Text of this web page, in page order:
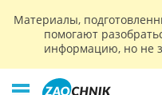
Материалы,
помогают
информацию, но не